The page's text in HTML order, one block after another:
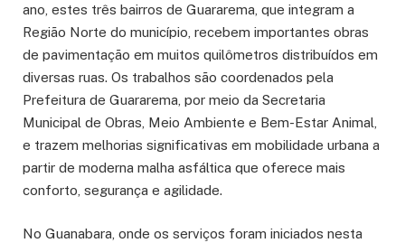
ano, estes três bairros de Guararema, que integram a
Região Norte do município, recebem importantes obras
de pavimentação em muitos quilômetros distribuídos em
diversas ruas. Os trabalhos são coordenados pela
Prefeitura de Guararema, por meio da Secretaria
Municipal de Obras, Meio Ambiente e Bem-Estar Animal,
e trazem melhorias significativas em mobilidade urbana a
partir de moderna malha asfáltica que oferece mais
conforto, segurança e agilidade.
No Guanabara, onde os serviços foram iniciados nesta